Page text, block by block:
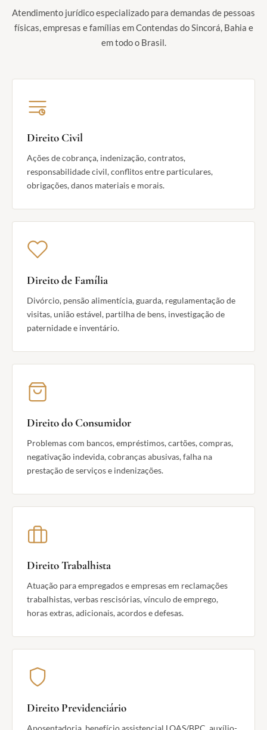
Atendimento jurídico especializado para demandas de pessoas
físicas, empresas e famílias em Contendas do Sincorá, Bahia e
em todo o Brasil.
Direito Civil
Ações de cobrança, indenização, contratos,
responsabilidade civil, conflitos entre particulares,
obrigações, danos materiais e morais.
Direito de Família
Divórcio, pensão alimentícia, guarda, regulamentação de
visitas, união estável, partilha de bens, investigação de
paternidade e inventário.
Direito do Consumidor
Problemas com bancos, empréstimos, cartões, compras,
negativação indevida, cobranças abusivas, falha na
prestação de serviços e indenizações.
Direito Trabalhista
Atuação para empregados e empresas em reclamações
trabalhistas, verbas rescisórias, vínculo de emprego,
horas extras, adicionais, acordos e defesas.
Direito Previdenciário
Aposentadoria, benefício assistencial LOAS/BPC, auxílio-